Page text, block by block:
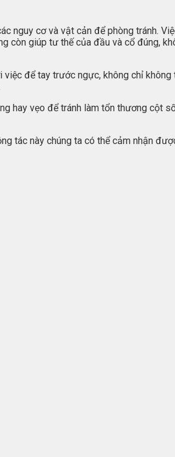
nguy cơ và vật cản để phòng tránh.
còn giúp tư thế của đầu và cổ đúng,
để tay trước ngực, không chỉ
hay vẹo để tránh làm tổn thương cột
tác này chúng ta có thể cảm nhận